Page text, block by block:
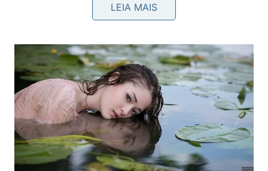
É fundamental estabelecer uma rotina onde cada
peça seja tratada com o carinho que merece,
garantindo que o coração da casa esteja sempre
pronto para novos momentos. O ato de limpar as
grades e os queimadores funciona como uma
LEIA MAIS